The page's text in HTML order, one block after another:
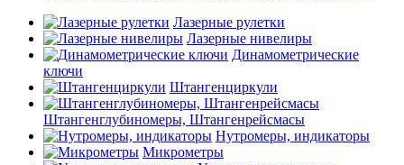
Лазерные рулетки
Лазерные нивелиры
Динамометрические
ключи
Штангенциркули
Штангенглубиномеры, Штангенрейсмасы
Нутромеры, индикаторы
Микрометры